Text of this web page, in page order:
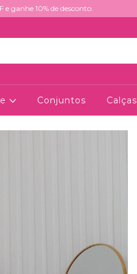
e ganhe 10% de desconto.
Conjuntos Calças